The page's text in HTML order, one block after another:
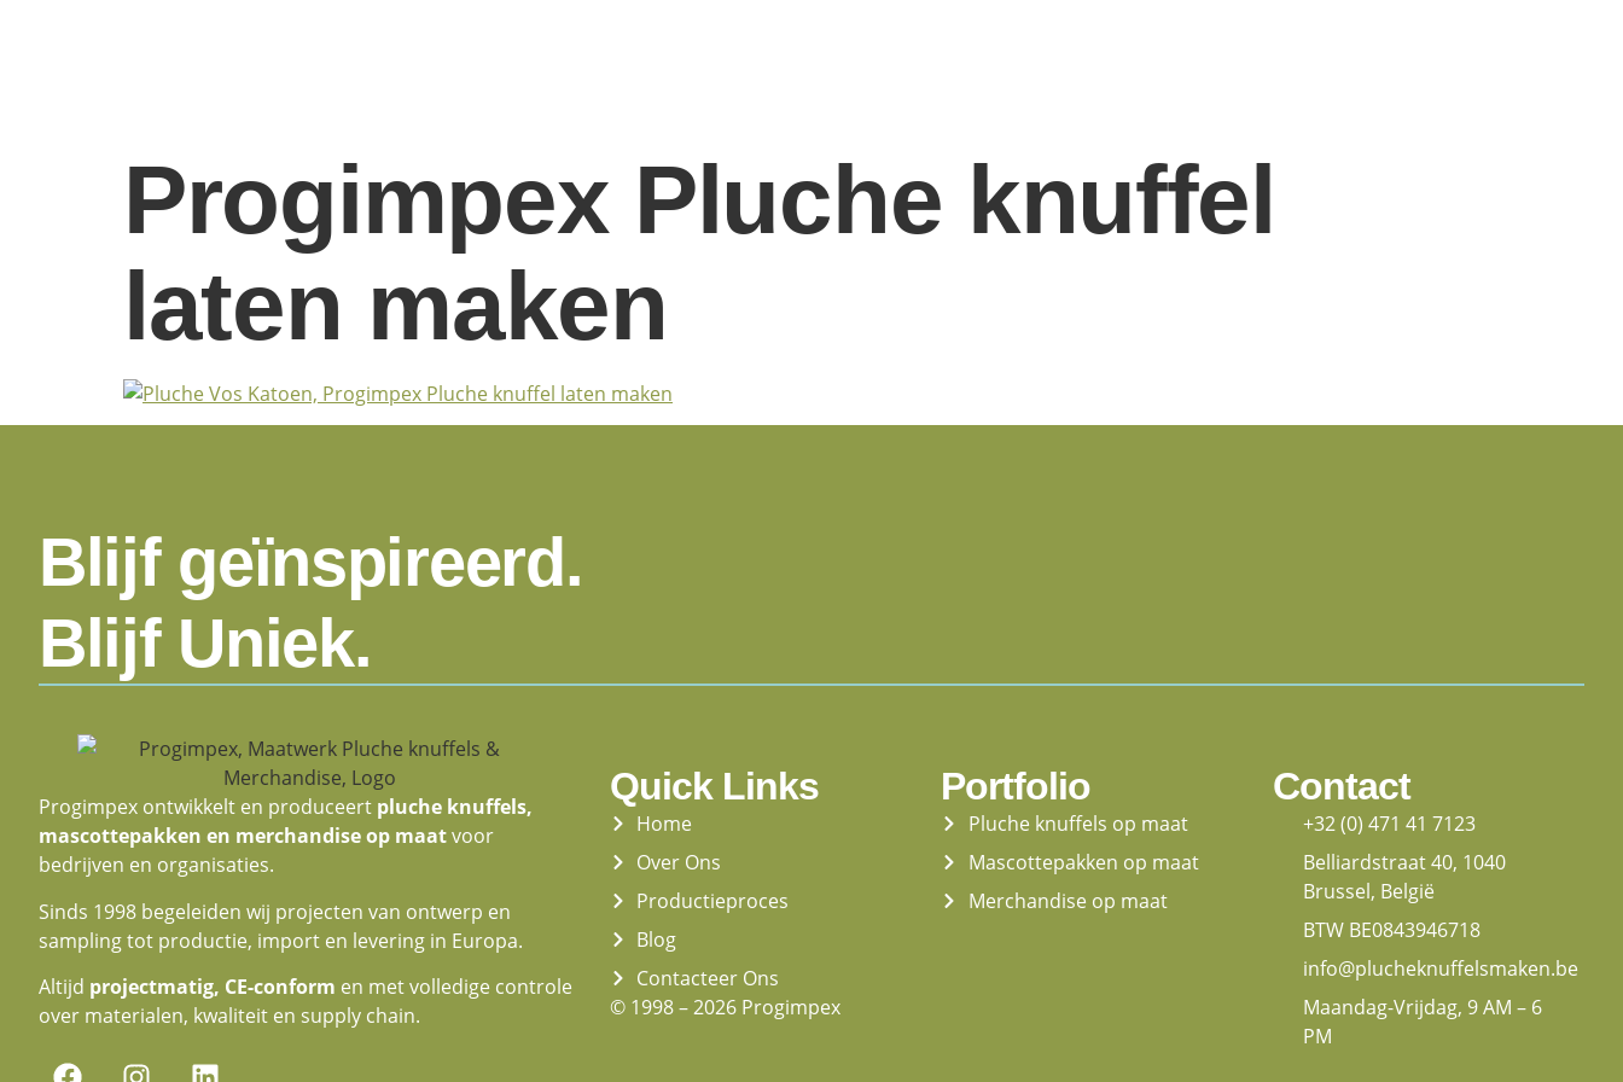
Progimpex Pluche knuffel
laten maken
Blijf geïnspireerd.
Blijf Uniek.
Progimpex ontwikkelt en produceert pluche knuffels,
mascottepakken en merchandise op maatvoor
bedrijven en organisaties.
Sinds 1998 begeleiden wij projecten van ontwerp en
sampling tot productie, import en levering in Europa.
Altijd projectmatig, CE-conform en met volledige controle
over materialen, kwaliteit en supply chain.
Quick Links
Home
Over Ons
Productieproces
Blog
Contacteer Ons
© 1998 – 2026 Progimpex
Portfolio
Pluche knuffels op maat
Mascottepakken op maat
Merchandise op maat
Contact
+32 (0) 471 41 7123
Belliardstraat 40, 1040
Brussel, België
BTW BE0843946718
info@plucheknuffelsmaken.be
Maandag-Vrijdag, 9 AM – 6
PM